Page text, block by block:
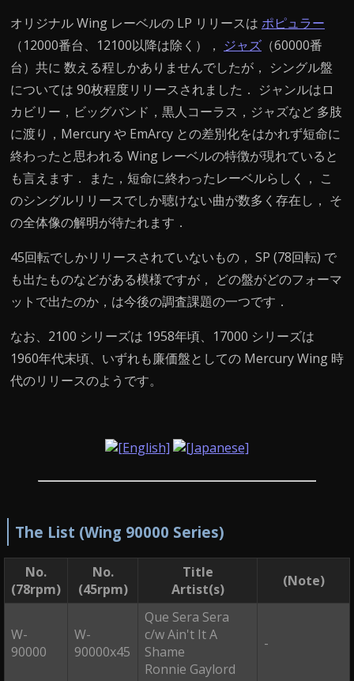
オリジナル Wing レーベルの LP リリースは ポピュラー
（12000番台、12100以降は除く）， ジャズ （60000番
台）共に 数える程しかありませんでしたが， シングル盤
については 90枚程度リリースされました． ジャンルはロ
カビリー，ビッグバンド，黒人コーラス，ジャズなど 多肢
に渡り，Mercury や EmArcy との差別化をはかれず短命に
終わったと思われる Wing レーベルの特徴が現れていると
も言えます． また，短命に終わったレーベルらしく， こ
のシングルリリースでしか聴けない曲が数多く存在し， そ
の全体像の解明が待たれます．
45回転でしかリリースされていないもの， SP (78回転) で
も出たものなどがある模様ですが， どの盤がどのフォーマ
ットで出たのか，は今後の調査課題の一つです．
なお、2100 シリーズは 1958年頃、17000 シリーズは
1960年代末頃、いずれも廉価盤としての Mercury Wing 時
代のリリースのようです。
The List (Wing 90000 Series)
No.
(78rpm)
No.
(45rpm)
Title
Artist(s)
(Note)
W-
90000
W-
90000x45
Que Sera Sera
c/w Ain't It A
Shame
Ronnie Gaylord
-